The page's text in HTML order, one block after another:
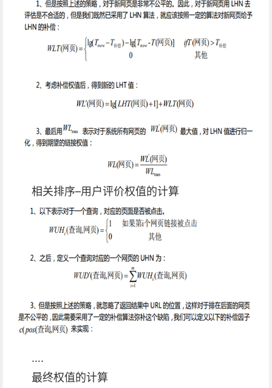
相关排序–用户评价权值的计算
….
最终权值的计算